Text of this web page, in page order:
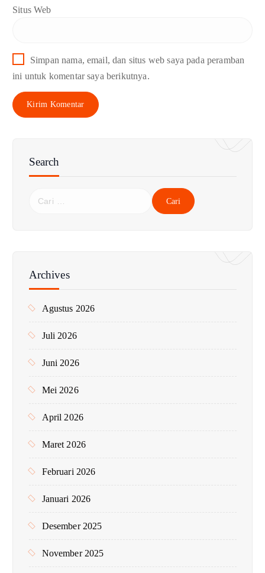
Situs Web
Simpan nama, email, dan situs web saya pada peramban
ini untuk komentar saya berikutnya.
Search
n
k
Archives
Agustus 2026
Juli 2026
Juni 2026
Mei 2026
April 2026
Maret 2026
Februari 2026
Januari 2026
Desember 2025
November 2025